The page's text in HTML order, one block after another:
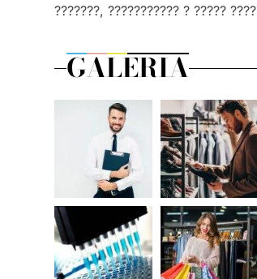
???????, ??????????? ? ????? ????
GALERIA